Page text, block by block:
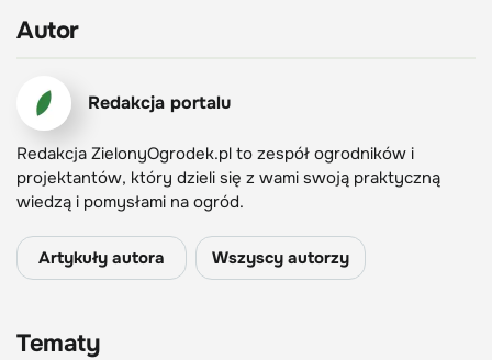
Autor
Redakcja portalu
Redakcja ZielonyOgrodek.pl to zespół ogrodników i
projektantów, który dzieli się z wami swoją praktyczną
wiedzą i pomysłami na ogród.
Artykuły autora Wszyscy autorzy
Tematy